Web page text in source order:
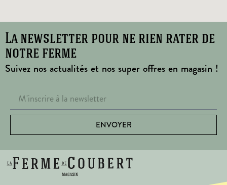
La newsletter pour ne rien rater de
notre ferme
Suivez nos actualités et nos super offres en magasin !
ENVOYER